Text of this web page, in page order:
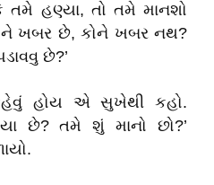
હણ્યા, તો તમે માનશો
ખબર છે, કોને ખબર નથ?
છે?’
કહેવું હોય એ સુખેથી કહો.
છે? તમે શું માનો છો?’